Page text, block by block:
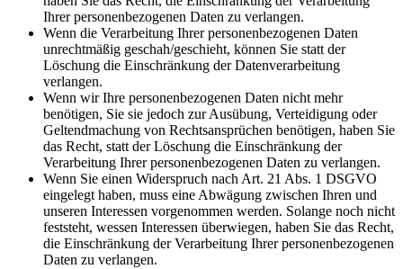
Ihrer personenbezogenen Daten zu verlangen.
Wenn die Verarbeitung Ihrer personenbezogenen Daten
unrechtmäßig geschah/geschieht, können Sie statt der
Löschung die Einschränkung der Datenverarbeitung
verlangen.
Wenn wir Ihre personenbezogenen Daten nicht mehr
benötigen, Sie sie jedoch zur Ausübung, Verteidigung oder
Geltendmachung von Rechtsansprüchen benötigen, haben Sie
das Recht, statt der Löschung die Einschränkung der
Verarbeitung Ihrer personenbezogenen Daten zu verlangen.
Wenn Sie einen Widerspruch nach Art. 21 Abs. 1 DSGVO
eingelegt haben, muss eine Abwägung zwischen Ihren und
unseren Interessen vorgenommen werden. Solange noch nicht
feststeht, wessen Interessen überwiegen, haben Sie das Recht,
die Einschränkung der Verarbeitung Ihrer personenbezogenen
Daten zu verlangen.